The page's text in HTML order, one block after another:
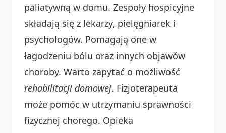
paliatywną w domu. Zespoły hospicyjne
składają się z lekarzy, pielęgniarek i
psychologów. Pomagają one w
łagodzeniu bólu oraz innych objawów
choroby. Warto zapytać o możliwość
rehabilitacji domowej. Fizjoterapeuta
może pomóc w utrzymaniu sprawności
fizycznej chorego. Opieka